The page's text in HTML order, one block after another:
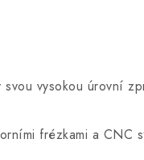
svou vysokou úrovní
frézkami a CNC